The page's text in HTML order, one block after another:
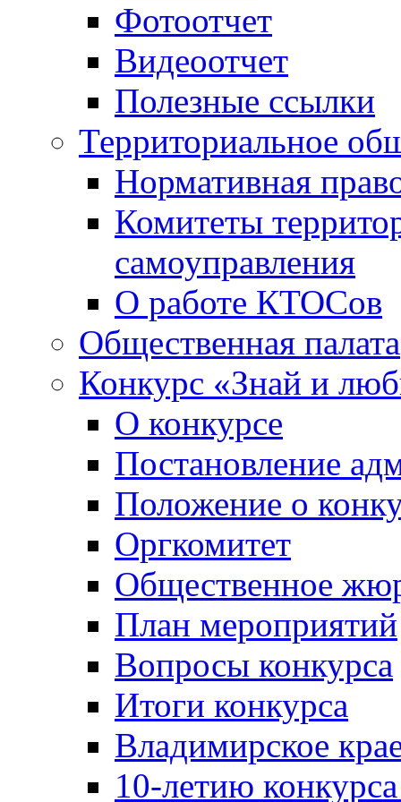
Фотоотчет
Видеоотчет
Полезные ссылки
Территориальное
Нормативная
Комитеты
самоуправления
О работе КТОСов
Общественная палата
Конкурс «Знай и
О конкурсе
Постановление
Положение о
Оргкомитет
Общественное
План мероприятий
Вопросы конкурса
Итоги конкурса
Владимирское
10-летию